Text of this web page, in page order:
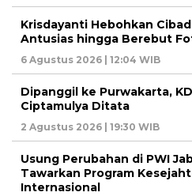
Krisdayanti Hebohkan
Antusias hingga Berebut
6 Agustus 2026 | 12:04 WIB
Dipanggil ke Purwakarta,
Ciptamulya Ditata
2 Agustus 2026 | 19:30 WIB
Usung Perubahan di PWI
Tawarkan Program
Internasional